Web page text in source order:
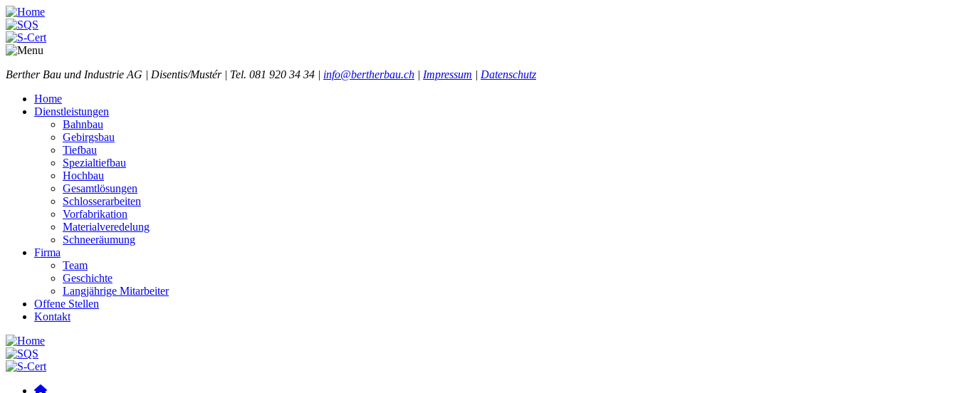
Berther Bau und Industrie AG | Disentis/Mustér | Tel. 081 920 34 34 | info@bertherbau.ch | Impressum | Datenschutz
Home
Dienstleistungen
Bahnbau
Gebirgsbau
Tiefbau
Spezialtiefbau
Hochbau
Gesamtlösungen
Schlosserarbeiten
Vorfabrikation
Materialveredelung
Schneeräumung
Firma
Team
Geschichte
Langjährige Mitarbeiter
Offene Stellen
Kontakt